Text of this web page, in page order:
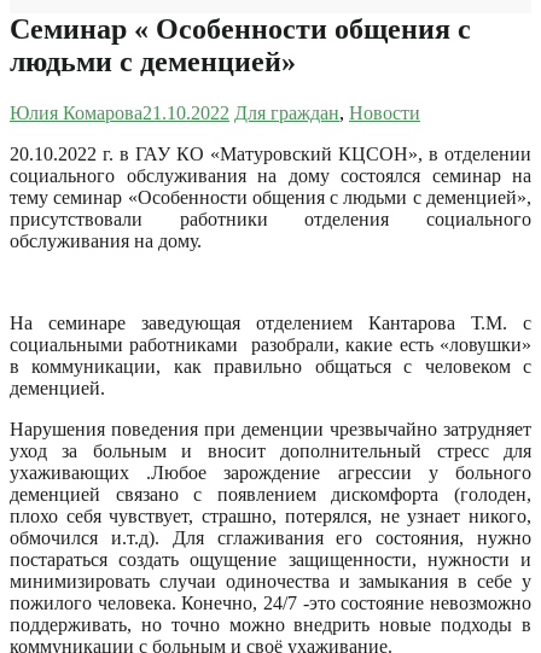
Семинар « Особенности общения с
людьми с деменцией»
Юлия Комарова21.10.2022 Для граждан, Новости
20.10.2022 г. в ГАУ КО «Матуровский КЦСОН», в отделении
социального обслуживания на дому состоялся семинар на
тему семинар «Особенности общения с людьми с деменцией»,
присутствовали работники отделения социального
обслуживания на дому.
На семинаре заведующая отделением Кантарова Т.М. с
социальными работниками разобрали, какие есть «ловушки»
в коммуникации, как правильно общаться с человеком с
деменцией.
Нарушения поведения при деменции чрезвычайно затрудняет
уход за больным и вносит дополнительный стресс для
ухаживающих .Любое зарождение агрессии у больного
деменцией связано с появлением дискомфорта (голоден,
плохо себя чувствует, страшно, потерялся, не узнает никого,
обмочился и.т.д). Для сглаживания его состояния, нужно
постараться создать ощущение защищенности, нужности и
минимизировать случаи одиночества и замыкания в себе у
пожилого человека. Конечно, 24/7 -это состояние невозможно
поддерживать, но точно можно внедрить новые подходы в
коммуникации с больным и своё ухаживание.